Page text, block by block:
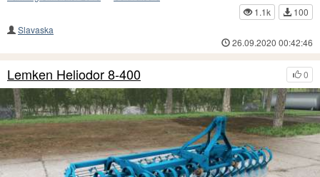
1.1k
100
Slavaska
26.09.2020 00:42:46
0
Lemken Heliodor 8-400